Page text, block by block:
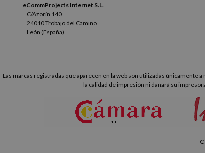
eCommProjects Internet S.L.
C/Azorín 140
24010 Trobajo del Camino
León (España)
Las marcas registradas que aparecen en la web son utilizadas
la calidad de impresión ni dañará su